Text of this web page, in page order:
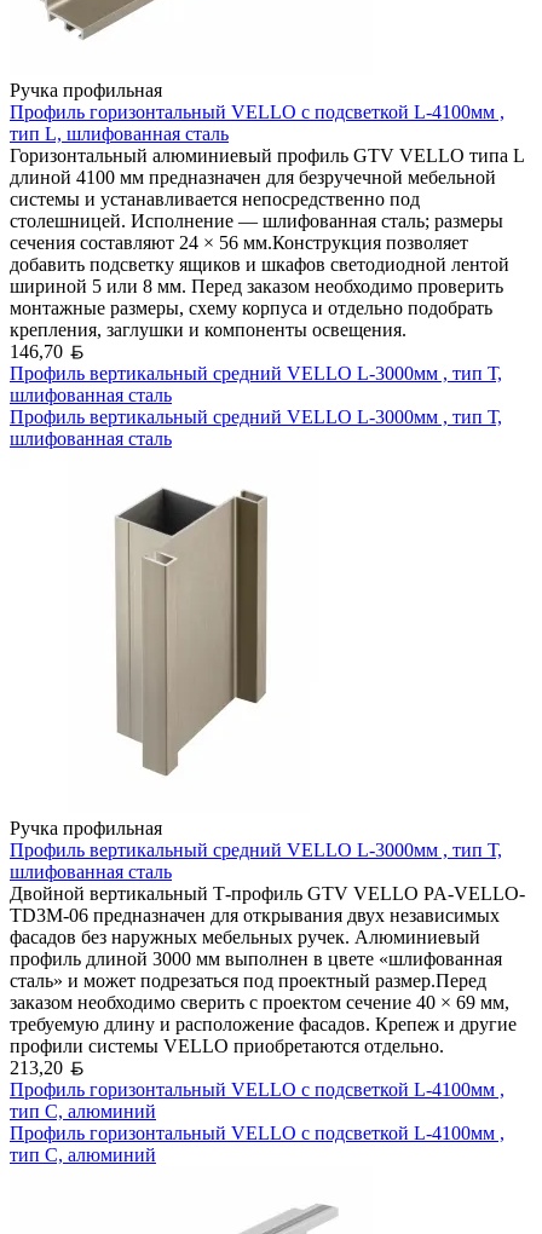
Ручка профильная
Профиль горизонтальный VELLO с подсветкой L-4100мм ,
тип L, шлифованная сталь
Горизонтальный алюминиевый профиль GTV VELLO типа L
длиной 4100 мм предназначен для безручечной мебельной
системы и устанавливается непосредственно под
столешницей. Исполнение — шлифованная сталь; размеры
сечения составляют 24 × 56 мм.Конструкция позволяет
добавить подсветку ящиков и шкафов светодиодной лентой
шириной 5 или 8 мм. Перед заказом необходимо проверить
монтажные размеры, схему корпуса и отдельно подобрать
крепления, заглушки и компоненты освещения.
146,70
Профиль вертикальный средний VELLO L-3000мм , тип Т,
шлифованная сталь
Профиль вертикальный средний VELLO L-3000мм , тип Т,
шлифованная сталь
Ручка профильная
Профиль вертикальный средний VELLO L-3000мм , тип Т,
шлифованная сталь
Двойной вертикальный Т-профиль GTV VELLO PA-VELLO-
TD3M-06 предназначен для открывания двух независимых
фасадов без наружных мебельных ручек. Алюминиевый
профиль длиной 3000 мм выполнен в цвете «шлифованная
сталь» и может подрезаться под проектный размер.Перед
заказом необходимо сверить с проектом сечение 40 × 69 мм,
требуемую длину и расположение фасадов. Крепеж и другие
профили системы VELLO приобретаются отдельно.
213,20
Профиль горизонтальный VELLO с подсветкой L-4100мм ,
тип С, алюминий
Профиль горизонтальный VELLO с подсветкой L-4100мм ,
тип С, алюминий